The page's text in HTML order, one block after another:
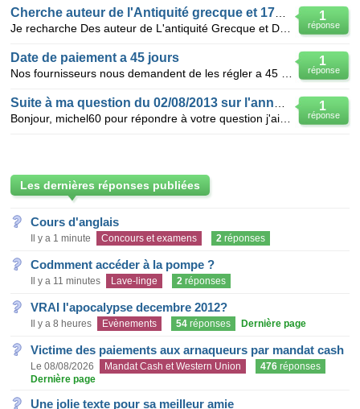
1
réponse
1
réponse
Date de paiement a 45 jours
1
réponse
Les dernières réponses publiées
Cours d'anglais
Il y a 1 minute Concours et examens 2 réponses
Codmment accéder à la pompe ?
Il y a 11 minutes Lave-linge 2 réponses
VRAI l'apocalypse decembre 2012?
Il y a 8 heures Evènements 54 réponses Dernière page
Victime des paiements aux arnaqueurs par mandat cash
Le 08/08/2026 Mandat Cash et Western Union 476 réponses
Dernière page
Une jolie texte pour sa meilleur amie